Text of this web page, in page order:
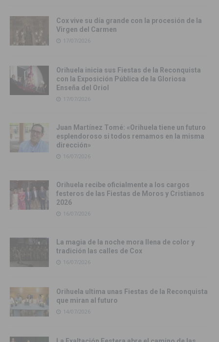
Cox vive su día grande con la procesión de la
Virgen del Carmen
17/07/2026
Orihuela inicia sus Fiestas de la Reconquista
con la Exposición Pública de la Gloriosa
Enseña del Oriol
17/07/2026
Juan Martínez Tomé: «Orihuela tiene un futuro
esplendoroso si todos remamos en la misma
dirección»
16/07/2026
Orihuela recibe oficialmente a los cargos
festeros de las Fiestas de Moros y Cristianos
2026
16/07/2026
La magia de la noche mora llena de color y
tradición las calles de Cox
16/07/2026
Orihuela ultima unas Fiestas de la Reconquista
que miran al futuro
14/07/2026